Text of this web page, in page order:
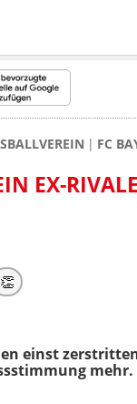
FC
EX-
👏
einst
mehr.